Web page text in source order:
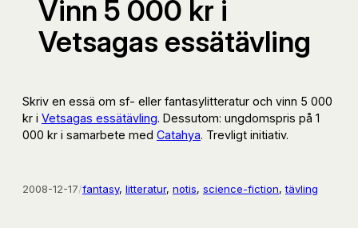
Vinn 5 000 kr i
Vetsagas essätävling
Skriv en essä om sf- eller fantasylitteratur och vinn 5 000
kr i Vetsagas essätävling. Dessutom: ungdomspris på 1
000 kr i samarbete med Catahya. Trevligt initiativ.
2008-12-17/fantasy, litteratur, notis, science-fiction, tävling